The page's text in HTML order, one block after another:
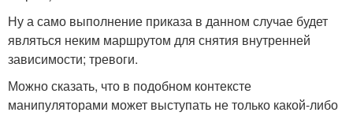
Ну а само выполнение приказа в данном случае будет
являться неким маршрутом для снятия внутренней
зависимости; тревоги.
Можно сказать, что в подобном контексте
манипуляторами может выступать не только какой-либо